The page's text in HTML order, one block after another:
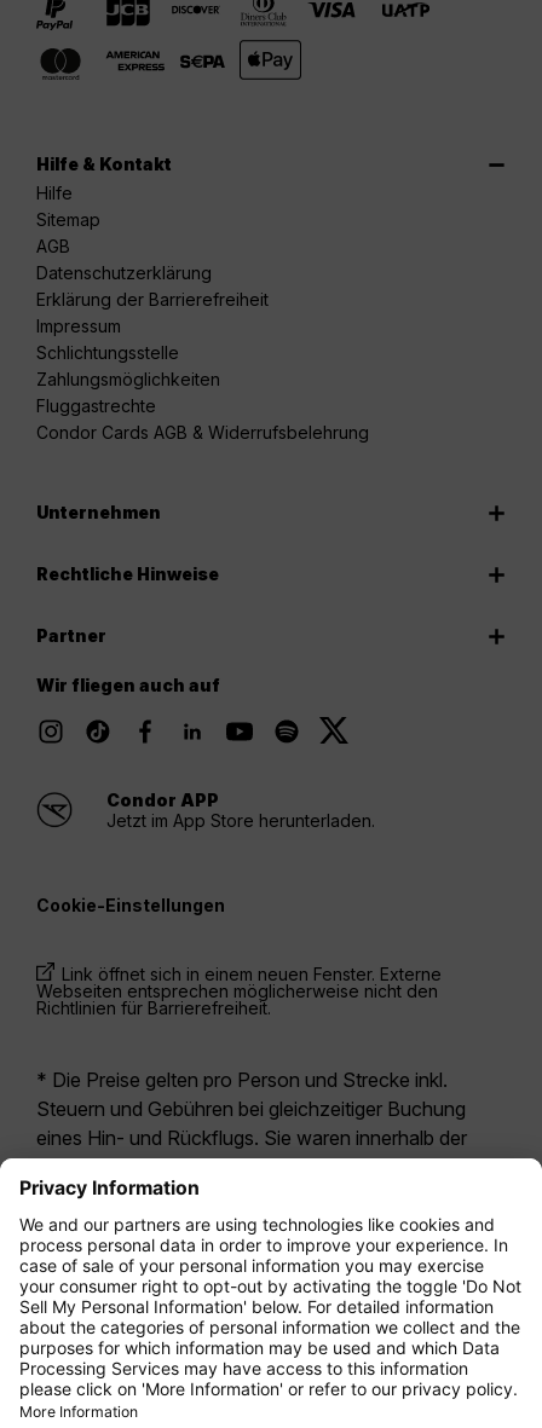
Hilfe & Kontakt
Hilfe
Sitemap
AGB
Datenschutzerklärung
Erklärung der Barrierefreiheit
Impressum
Schlichtungsstelle
Zahlungsmöglichkeiten
Fluggastrechte
Condor Cards AGB & Widerrufsbelehrung
Unternehmen
Rechtliche Hinweise
Partner
Wir fliegen auch auf
Condor APP
Jetzt im App Store herunterladen.
Cookie-Einstellungen
Link öffnet sich in einem neuen Fenster. Externe
Webseiten entsprechen möglicherweise nicht den
Richtlinien für Barrierefreiheit.
* Die Preise gelten pro Person und Strecke inkl.
Steuern und Gebühren bei gleichzeitiger Buchung
eines Hin- und Rückflugs. Sie waren innerhalb der
letzten 24 Stunden verfügbar und sind
möglicherweise nicht mehr aktuell. Bei den für die
Economy Class angegebenen Tarifen handelt es
sich i.d.R. um Economy Zero, unsere restriktivste
Tarifoption. Es können hierfür zusätzliche Gebühren
fürAufgabegepäckoder für andere optionale
Leistungen anfallen. Es gelten dieAllgemeinen
Geschäftsbedingungen .